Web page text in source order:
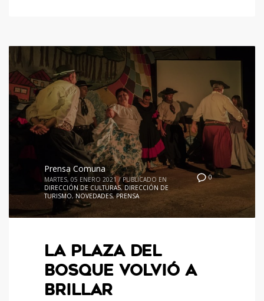
0
Prensa Comuna
MARTES, 05 ENERO 2021 / PUBLICADO EN
DIRECCIÓN DE CULTURAS, DIRECCIÓN DE
TURISMO, NOVEDADES,PRENSA
LA PLAZA DEL
BOSQUE VOLVIÓ A
BRILLAR